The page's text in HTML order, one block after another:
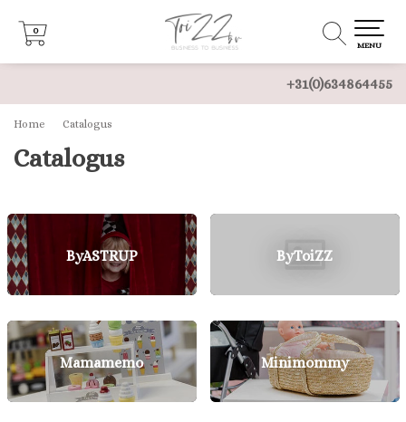
+31(0)634864455
0
0
MENU
Home Catalogus
Catalogus
ByASTRUP ByToiZZ
Mamamemo Minimommy